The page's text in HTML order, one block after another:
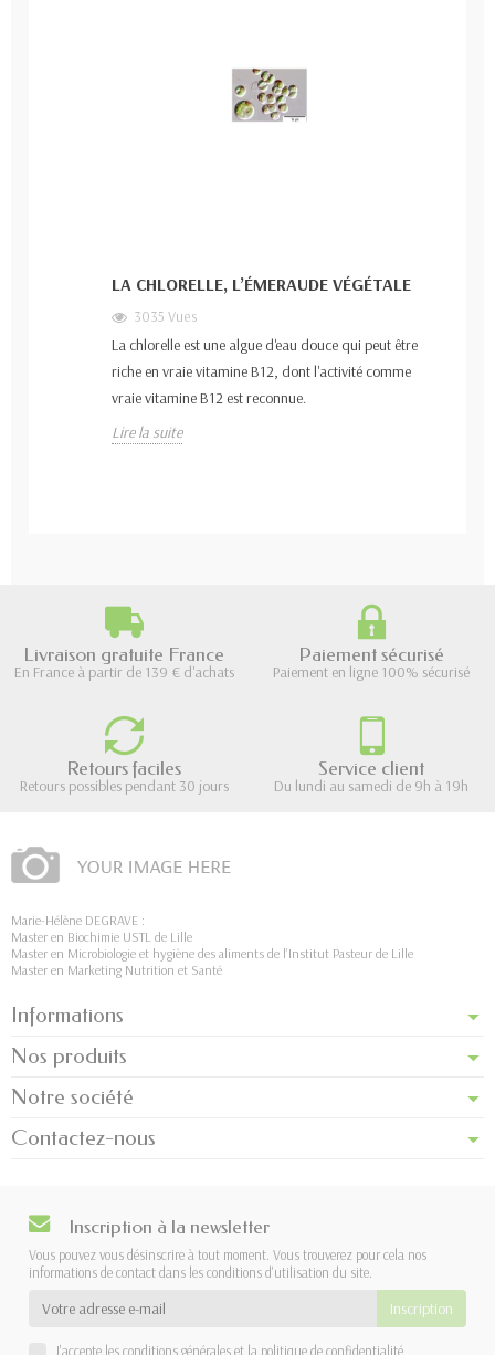
LA CHLORELLE, L’ÉMERAUDE VÉGÉTALE
3035 Vues
La chlorelle est une algue d'eau douce qui peut être
riche en vraie vitamine B12, dont l'activité comme
vraie vitamine B12 est reconnue.
Lire la suite
Livraison gratuite France
En France à partir de 139 € d'achats
Paiement sécurisé
Paiement en ligne 100% sécurisé
Retours faciles
Retours possibles pendant 30 jours
Service client
Du lundi au samedi de 9h à 19h
Marie-Hélène DEGRAVE :
Master en Biochimie USTL de Lille
Master en Microbiologie et hygiène des aliments de l’Institut Pasteur de Lille
Master en Marketing Nutrition et Santé
Informations
Nos produits
Notre société
Contactez-nous
Inscription à la newsletter
Vous pouvez vous désinscrire à tout moment. Vous trouverez pour cela nos
informations de contact dans les conditions d'utilisation du site.
J'accepte lesconditions généraleset la politique de confidentialité